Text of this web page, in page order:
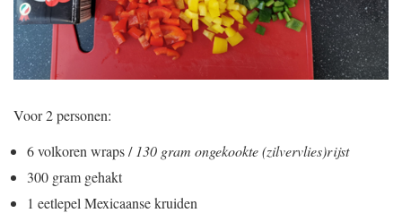
Voor 2 personen:
6 volkoren wraps / 130 gram ongekookte (zilvervlies)rijst
300 gram gehakt
1 eetlepel Mexicaanse kruiden